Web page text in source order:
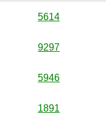
5614
9297
5946
1891